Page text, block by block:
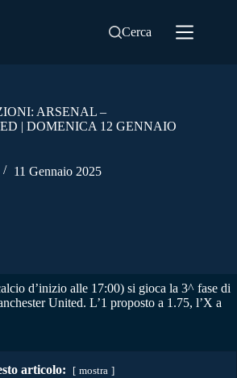
Cerca
ARSENAL –
| DOMENICA 12 GENNAIO
11 Gennaio 2025
d’inizio alle 17:00) si gioca la 3^ fase di
United. L’1 proposto a 1.75, l’X a
articolo: mostra